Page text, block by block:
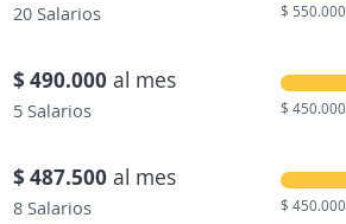
20 Salarios $ 550.000
$ 490.000 al mes
5 Salarios $ 450.000
$ 487.500 al mes
8 Salarios $ 450.000